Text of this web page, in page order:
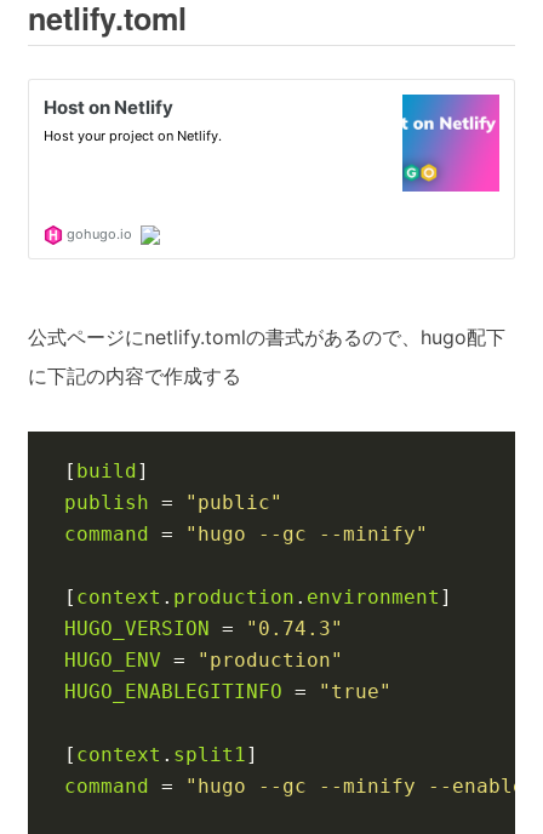
netlify.toml
公式ページにnetlify.tomlの書式があるので、hugo配下
に下記の内容で作成する
[ build]
publish =
"public"
command = "hugo --gc --minify"
[ context . production . environment ]
HUGO_VERSION =
"0.74.3"
HUGO_ENV =
"production"
HUGO_ENABLEGITINFO = "true"
[ context . split1]
command = "hugo --gc --minify --